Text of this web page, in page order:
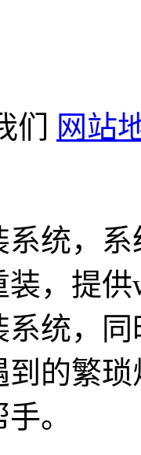
们 网站
统，
，提
统，
的繁
。